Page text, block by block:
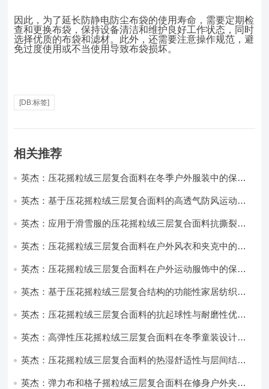
因此，为了延长防静电防尘布袋的使用寿命，需要定期检
查和更换布袋，保持设备清洁和维护良好工作状态，同时
选择优质的布袋和滤材。此外，还需要注意操作规范，避
免过度使用或不当使用导致布袋损坏。
[DB:标签]
相关推荐
英杰：压花摇粒绒三层复合面料在冬季户外服装中的保暖
英杰：基于压花摇粒绒三层复合面料的高透气防风运动服
英杰：应用于滑雪服的压花摇粒绒三层复合面料抗撕裂与
英杰：压花摇粒绒三层复合面料在户外风衣和夹克中的应
英杰：压花摇粒绒三层复合面料在户外运动服饰中的保暖
英杰：基于压花摇粒绒三层复合结构的功能性家居纺织品
英杰：压花摇粒绒三层复合面料的抗起球性与耐磨性优化
英杰：高弹性压花摇粒绒三层复合面料在冬季童装设计中
英杰：压花摇粒绒三层复合面料的热湿舒适性与层间结合
英杰：弹力布和格子摇粒绒三层复合面料在修身户外夹克